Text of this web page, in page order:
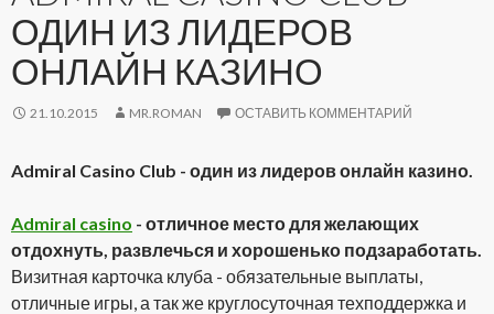
ОДИН ИЗ ЛИДЕРОВ
ОНЛАЙН КАЗИНО
21.10.2015 MR.ROMAN ОСТАВИТЬ КОММЕНТАРИЙ
Admiral Casino Club - один из лидеров онлайн казино.
Admiral casino - отличное место для желающих
отдохнуть, развлечься и хорошенько подзаработать.
Визитная карточка клуба - обязательные выплаты,
отличные игры, а так же круглосуточная техподдержка и